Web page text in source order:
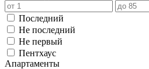
Последний
Не последний
Не первый
Пентхаус
Апартаменты